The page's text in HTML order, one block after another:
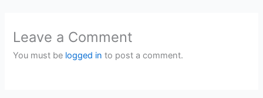
Leave a Comment
You must be logged in to post a comment.